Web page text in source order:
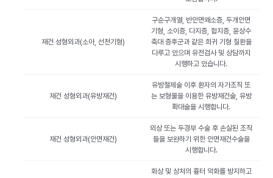
재건 성형외과(소아, 선천기형)
구순구개열, 반안면왜소증, 두개안면
기형, 소이증, 다지증, 합지증, 윤상수
축대 증후군과 같은 희귀 기형 질환을
다루고 있으며 유전검사 및 상담까지
시행하고 있습니다.
재건 성형외과(유방재건)
유방절제술 이후 환자의 자가조직 또
는 보형물을 이용한 유방재건술, 유방
확대술을 시행합니다.
재건 성형외과(안면재건)
외상 또는 두경부 수술 후 손실된 조직
들을 보완하기 위한 안면재건수술을
시행합니다.
화상 및 상처의 흉터 악화를 방지하고